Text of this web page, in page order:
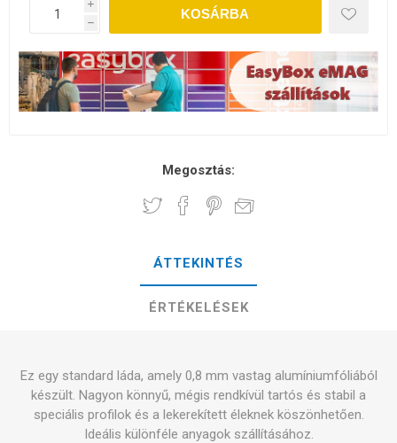
i
h
KOSÁRBA
Megosztás:
ÁTTEKINTÉS
ÉRTÉKELÉSEK
Ez egy standard láda, amely 0,8 mm vastag alumíniumfóliából
készült. Nagyon könnyű, mégis rendkívül tartós és stabil a
speciális profilok és a lekerekített éleknek köszönhetően.
Ideális különféle anyagok szállításához.